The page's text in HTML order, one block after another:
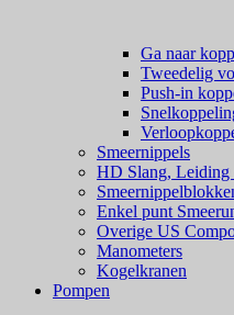
Ga naar
Tweedelig
Push-in
Smeernippels
HD Slang, Leiding
Enkel punt
Overige US
Manometers
Kogelkranen
Pompen